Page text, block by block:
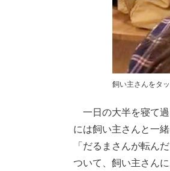
飼い主さんをタ
一日の大半を寝て過
には飼い主さんと一
「だるまさんが転ん
ついて、飼い主さん